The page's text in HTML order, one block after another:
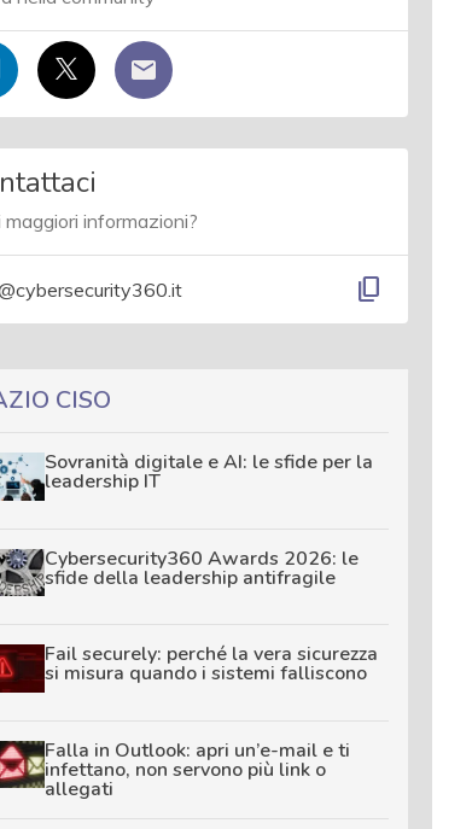
maggiori informazioni?
content_copy
CISO
Sovranità digitale e AI: le sfide per la
leadership IT
Cybersecurity360 Awards 2026: le
sfide della leadership antifragile
Fail securely: perché la vera sicurezza
si misura quando i sistemi falliscono
Falla in Outlook: apri un’e-mail e ti
infettano, non servono più link o
allegati